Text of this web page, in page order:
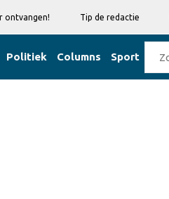
ontvangen! Tip de redactie
Politiek Columns Sport